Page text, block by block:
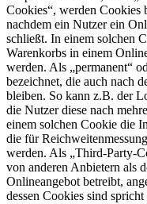
Cookies“, werden Cookies
nachdem ein Nutzer ein
schließt. In einem solchen
Warenkorbs in einem
werden. Als „permanent“
bezeichnet, die auch nach
bleiben. So kann z.B. der
die Nutzer diese nach
einem solchen Cookie die
die für
werden. Als „Third-Party-
von anderen Anbietern als
Onlineangebot betreibt,
dessen Cookies sind